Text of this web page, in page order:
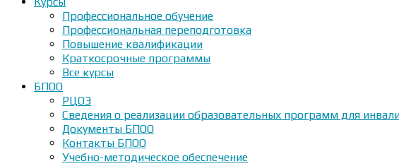
Профессиональное обучение
Профессиональная переподготовка
Повышение квалификации
Краткосрочные программы
Все курсы
БПОО
РЦОЭ
Сведения о реализации образовательных программ для
Документы БПОО
Контакты БПОО
Учебно-методическое обеспечение